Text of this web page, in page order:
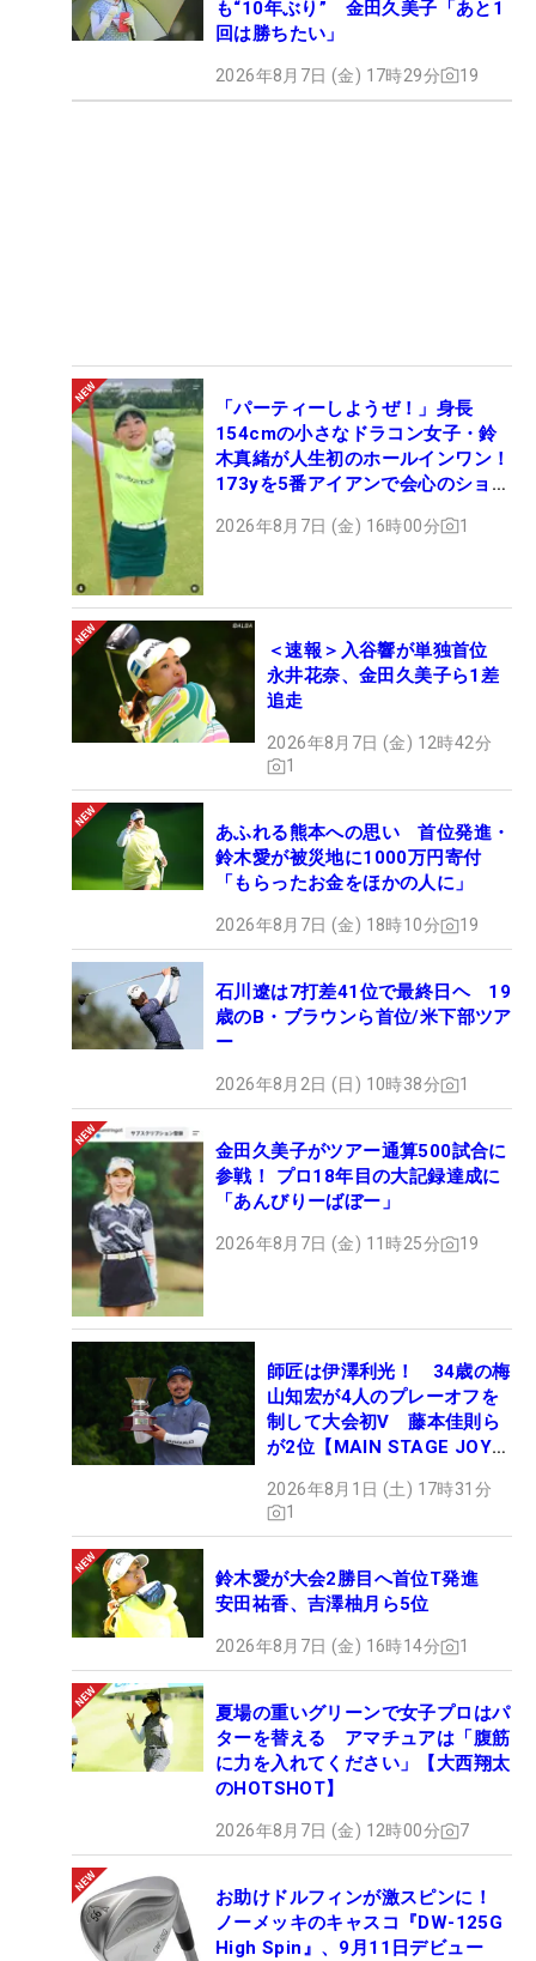
も“10年ぶり” 金田久美子「あと1
回は勝ちたい」
2026年8月7日 (金) 17時29分 19
「パーティーしようぜ！」身長
154cmの小さなドラコン女子・鈴
木真緒が人生初のホールインワン！
173yを5番アイアンで会心のショッ
2026年8月7日 (金) 16時00分 1
＜速報＞入谷響が単独首位
永井花奈、金田久美子ら1差
追走
2026年8月7日 (金) 12時42分
1
あふれる熊本への思い 首位発進・
鈴木愛が被災地に1000万円寄付
「もらったお金をほかの人に」
2026年8月7日 (金) 18時10分 19
石川遼は7打差41位で最終日ヘ 19
歳のB・ブラウンら首位/米下部ツア
ー
2026年8月2日 (日) 10時38分 1
金田久美子がツアー通算500試合に
参戦！ プロ18年目の大記録達成に
「あんびりーばぼー」
2026年8月7日 (金) 11時25分 19
師匠は伊澤利光！ 34歳の梅
山知宏が4人のプレーオフを
制して大会初V 藤本佳則ら
が2位【MAIN STAGE JOYX
2026年8月1日 (土) 17時31分
1
鈴木愛が大会2勝目へ首位T発進
安田祐香、吉澤柚月ら5位
2026年8月7日 (金) 16時14分 1
夏場の重いグリーンで女子プロはパ
ターを替える アマチュアは「腹筋
に力を入れてください」【大西翔太
のHOTSHOT】
2026年8月7日 (金) 12時00分 7
お助けドルフィンが激スピンに！
ノーメッキのキャスコ『DW-125G
High Spin』、9月11日デビュー